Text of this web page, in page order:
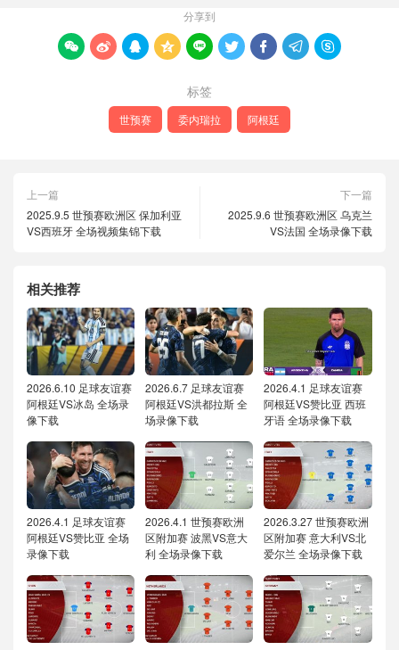
分享到
        
标签
世预赛 委内瑞拉 阿根廷
上一篇
2025.9.5 世预赛欧洲区 保加利亚
VS西班牙 全场视频集锦下载
下一篇
2025.9.6 世预赛欧洲区 乌克兰
VS法国 全场录像下载
相关推荐
2026.6.10 足球友谊赛
阿根廷VS冰岛 全场录
像下载
2026.6.7 足球友谊赛
阿根廷VS洪都拉斯 全
场录像下载
2026.4.1 足球友谊赛
阿根廷VS赞比亚 西班
牙语 全场录像下载
2026.4.1 足球友谊赛
阿根廷VS赞比亚 全场
录像下载
2026.4.1 世预赛欧洲
区附加赛 波黑VS意大
利 全场录像下载
2026.3.27 世预赛欧洲
区附加赛 意大利VS北
爱尔兰 全场录像下载